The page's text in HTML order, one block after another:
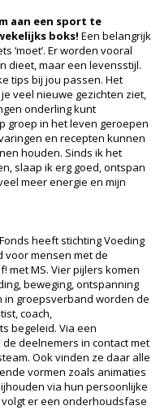
aan een sport te
boks! Een belangrijk
‘moet’. Er worden vooral
dieet, maar een levensstijl.
tips bij jou passen. Het
veel nieuwe gezichten ziet,
onderling kunt
groep in het leven geroepen
en recepten kunnen
houden. Sinds ik het
slaap ik erg goed, ontspan
meer energie en mijn
heeft stichting Voeding
voor mensen met de
met MS. Vier pijlers komen
beweging, ontspanning
in groepsverband worden de
coach,
begeleid. Via een
deelnemers in contact met
Ook vinden ze daar alle
vormen zoals animaties
via hun persoonlijke
er een onderhoudsfase